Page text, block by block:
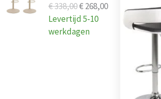
€338,00€268,00
Levertijd 5-10
werkdagen